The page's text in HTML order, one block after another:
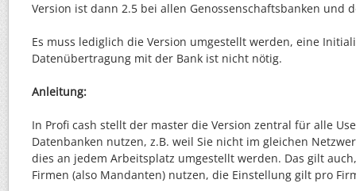
Version ist dann 2.5 bei allen Genossenschaftsbanken und
Es muss lediglich die Version umgestellt werden, eine
Datenübertragung mit der Bank ist nicht nötig.
Anleitung:
In Profi cash stellt der master die Version zentral für alle
Datenbanken nutzen, z.B. weil Sie nicht im gleichen
dies an jedem Arbeitsplatz umgestellt werden. Das gilt
Firmen (also Mandanten) nutzen, die Einstellung gilt pro